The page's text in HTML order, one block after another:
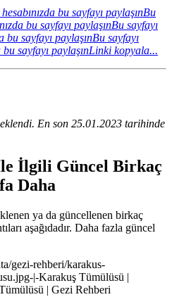
bu sayfayı paylaşınBu
bu sayfayı paylaşınBu sayfayı
bu sayfayı paylaşınBu sayfayı
sayfayı paylaşınLinki kopyala...
En son 25.01.2023 tarihinde
İlgili Güncel Birkaç
Daha
ya da güncellenen birkaç
aşağıdadır. Daha fazla güncel
gezi-rehberi/karakus-
|-Karakuş Tümülüsü |
| Gezi Rehberi